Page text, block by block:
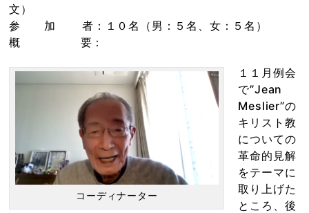
文）
参 加 者：１０名（男：５名、女：５名）
概 要：
コーディナーター
１１月例会
で”Jean
Meslier”の
キリスト教
についての
革命的見解
をテーマに
取り上げた
ところ、後